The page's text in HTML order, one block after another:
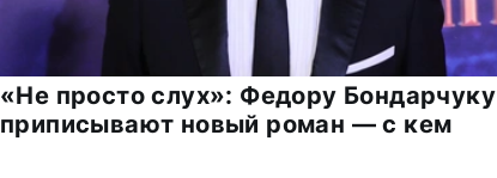
«Не просто слух»: Федору Бондарчуку
приписывают новый роман — с кем